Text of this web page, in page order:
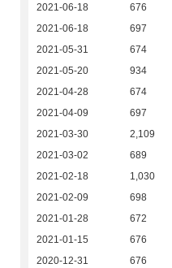
2021-06-18 676
2021-06-18
697
2021-05-31
674
2021-05-20
934
2021-04-28
674
2021-04-09
697
2021-03-30
2,109
2021-03-02
689
2021-02-18
1,030
2021-02-09
698
2021-01-28
672
2021-01-15
676
2020-12-31
676